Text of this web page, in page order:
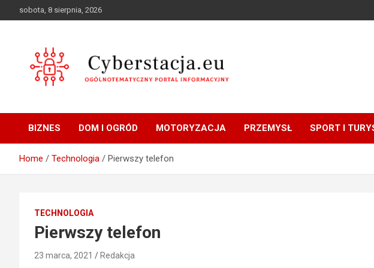
to
sobota, 8 sierpnia, 2026
Cyberstacja.eu
BIZNES DOM I OGRÓD MOTORYZACJA PRZEMYSŁ SPORT I
Home Technologia Pierwszy telefon
TECHNOLOGIA
Pierwszy telefon
23 marca, 2021 Redakcja